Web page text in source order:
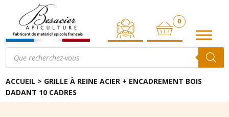
0
ARTICLE
Recherche
produits
ACCUEIL > GRILLE À REINE ACIER + ENCADREMENT BOIS
DADANT 10 CADRES